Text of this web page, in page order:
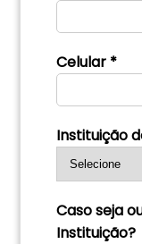
Celular *
Instituição
Caso seja
Instituição?